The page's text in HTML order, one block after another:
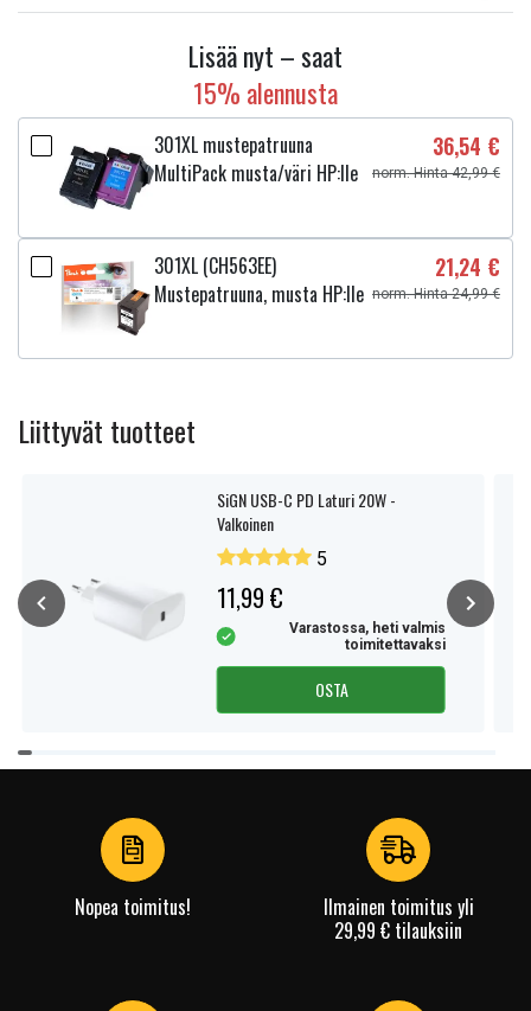
Lisää nyt – saat
15% alennusta
301XL mustepatruuna
MultiPack musta/väri HP:lle
36,54 €
norm. Hinta 42,99 €
301XL (CH563EE)
Mustepatruuna, musta HP:lle
21,24 €
norm. Hinta 24,99 €
Liittyvät tuotteet
SiGN USB-C PD Laturi 20W -
Valkoinen
5
11,99 €
Varastossa, heti valmis
toimitettavaksi
OSTA
Item
1
Nopea toimitus!
Ilmainen toimitus yli
29,99 € tilauksiin